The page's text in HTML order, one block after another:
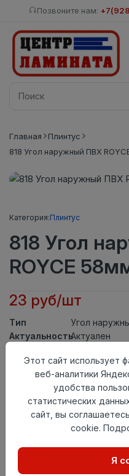
Позвоните нам:
Главная
Плинтус
818 Угол наружный ПВХ
Категория:Плинтус
818 Угол
ROYCE
23 руб/шт
Тип
Угол
АктуальностьАктуален
Осталось35 шт
Внимание! Внешний вид
представленного на
в момент приобретения
Этот сайт использует
веб-аналитики
удобства
статистических
сайт, вы
cookie.
Я